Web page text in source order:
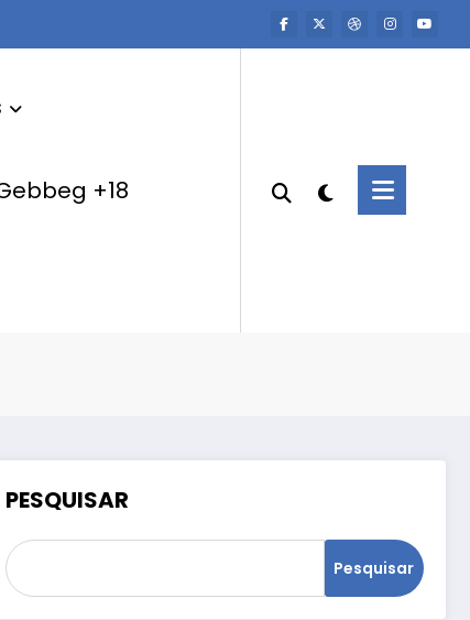
+18
PESQUISAR
Pesquisar